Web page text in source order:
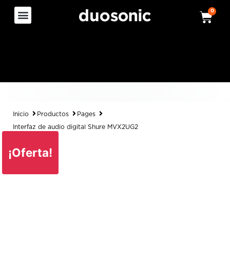
0
Inicio Productos Pages
Interfaz de audio digital Shure MVX2UG2
¡Oferta!